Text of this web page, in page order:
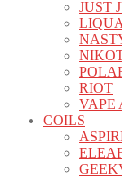
JUST
LIQUA
RIOT
VAPE
COILS